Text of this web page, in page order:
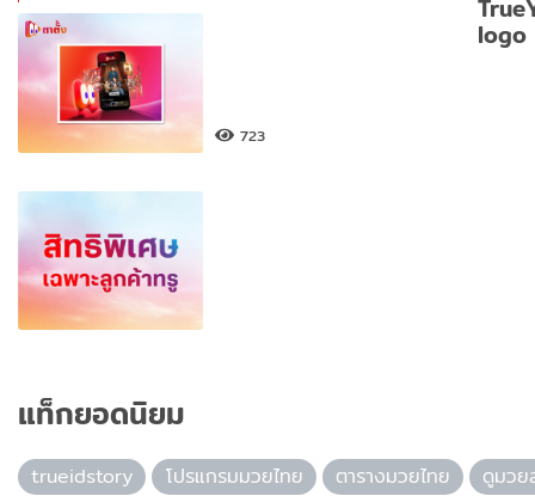
723
แท็กยอดนิยม
trueidstory โปรแกรมมวยไทย ตารางมวยไทย ดูมว